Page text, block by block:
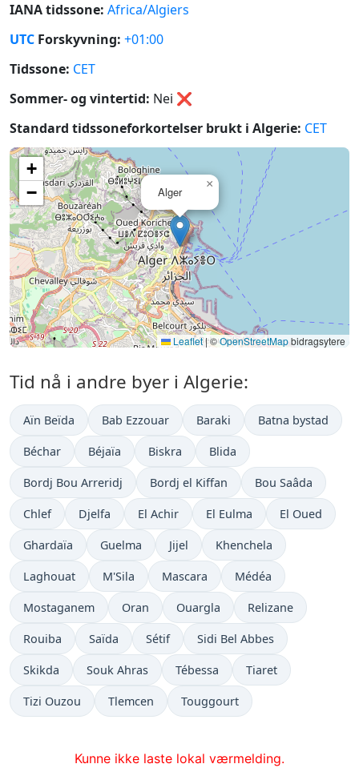
IANA tidssone: Africa/Algiers
UTC Forskyvning: +01:00
Tidssone: CET
Sommer- og vintertid: Nei ❌
Standard tidssoneforkortelser brukt i Algerie: CET
Alger
×
+
−
Leaflet|©OpenStreetMapbidragsytere
Tid nå i andre byer i Algerie:
Aïn Beïda Bab Ezzouar Baraki Batna bystad
Béchar Béjaïa Biskra Blida
Bordj Bou Arreridj Bordj el Kiffan Bou Saâda
Chlef Djelfa El Achir El Eulma El Oued
Ghardaïa Guelma Jijel Khenchela
Laghouat M'Sila Mascara Médéa
Mostaganem Oran Ouargla Relizane
Rouiba Saïda Sétif Sidi Bel Abbes
Skikda Souk Ahras Tébessa Tiaret
Tizi Ouzou Tlemcen Touggourt
Kunne ikke laste lokal værmelding.